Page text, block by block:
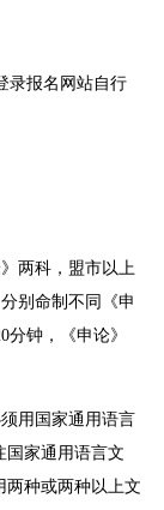
录报名网站自行
两科，盟市以上
别命制不同《申
钟，《申论》
用国家通用语言
国家通用语言文
两种或两种以上文